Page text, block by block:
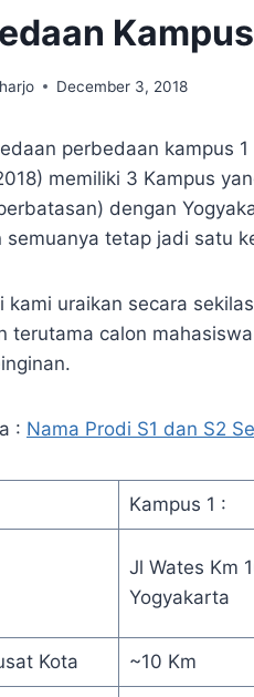
December 3, 2018
perbedaan kampus
memiliki 3 Kampus
dengan
semuanya tetap jadi satu
kami uraikan secara
terutama calon
: Nama Prodi S1 dan S2
Kampus 1 :
Jl Wates Km
Yogyakarta
Kota ~10 Km